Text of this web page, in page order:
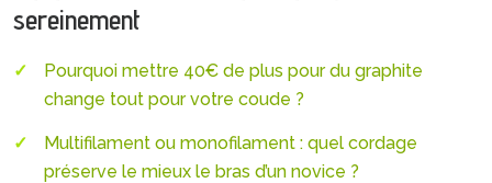
sereinement
Pourquoi mettre 40€ de plus pour du graphite
change tout pour votre coude ?
Multifilament ou monofilament : quel cordage
préserve le mieux le bras d’un novice ?